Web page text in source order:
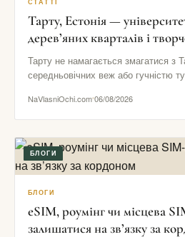
Тарту, Естонія —
дерев’яних кварталів і
Тарту не намагається змагатися з
середньовічних веж або гучністю
NaVlasniOchi.com06/08/2026
БЛОГИ
БЛОГИ
eSIM, роумінг чи місцева
залишатися на зв’язку за